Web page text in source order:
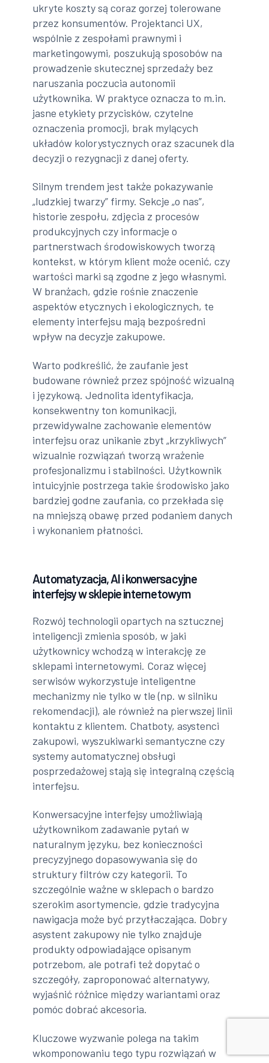
ukryte koszty są coraz gorzej tolerowane
przez konsumentów. Projektanci UX,
wspólnie z zespołami prawnymi i
marketingowymi, poszukują sposobów na
prowadzenie skutecznej sprzedaży bez
naruszania poczucia autonomii
użytkownika. W praktyce oznacza to m.in.
jasne etykiety przycisków, czytelne
oznaczenia promocji, brak mylących
układów kolorystycznych oraz szacunek dla
decyzji o rezygnacji z danej oferty.
Silnym trendem jest także pokazywanie
„ludzkiej twarzy” firmy. Sekcje „o nas”,
historie zespołu, zdjęcia z procesów
produkcyjnych czy informacje o
partnerstwach środowiskowych tworzą
kontekst, w którym klient może ocenić, czy
wartości marki są zgodne z jego własnymi.
W branżach, gdzie rośnie znaczenie
aspektów etycznych i ekologicznych, te
elementy interfejsu mają bezpośredni
wpływ na decyzje zakupowe.
Warto podkreślić, że zaufanie jest
budowane również przez spójność wizualną
i językową. Jednolita identyfikacja,
konsekwentny ton komunikacji,
przewidywalne zachowanie elementów
interfejsu oraz unikanie zbyt „krzykliwych”
wizualnie rozwiązań tworzą wrażenie
profesjonalizmu i stabilności. Użytkownik
intuicyjnie postrzega takie środowisko jako
bardziej godne zaufania, co przekłada się
na mniejszą obawę przed podaniem danych
i wykonaniem płatności.
Automatyzacja, AI i konwersacyjne
interfejsy w sklepie internetowym
Rozwój technologii opartych na sztucznej
inteligencji zmienia sposób, w jaki
użytkownicy wchodzą w interakcję ze
sklepami internetowymi. Coraz więcej
serwisów wykorzystuje inteligentne
mechanizmy nie tylko w tle (np. w silniku
rekomendacji), ale również na pierwszej linii
kontaktu z klientem. Chatboty, asystenci
zakupowi, wyszukiwarki semantyczne czy
systemy automatycznej obsługi
posprzedażowej stają się integralną częścią
interfejsu.
Konwersacyjne interfejsy umożliwiają
użytkownikom zadawanie pytań w
naturalnym języku, bez konieczności
precyzyjnego dopasowywania się do
struktury filtrów czy kategorii. To
szczególnie ważne w sklepach o bardzo
szerokim asortymencie, gdzie tradycyjna
nawigacja może być przytłaczająca. Dobry
asystent zakupowy nie tylko znajduje
produkty odpowiadające opisanym
potrzebom, ale potrafi też dopytać o
szczegóły, zaproponować alternatywy,
wyjaśnić różnice między wariantami oraz
pomóc dobrać akcesoria.
Kluczowe wyzwanie polega na takim
wkomponowaniu tego typu rozwiązań w